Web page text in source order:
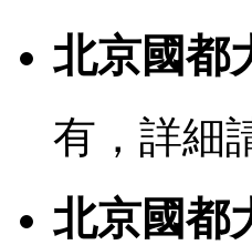
北京國都
有，詳細
北京國都